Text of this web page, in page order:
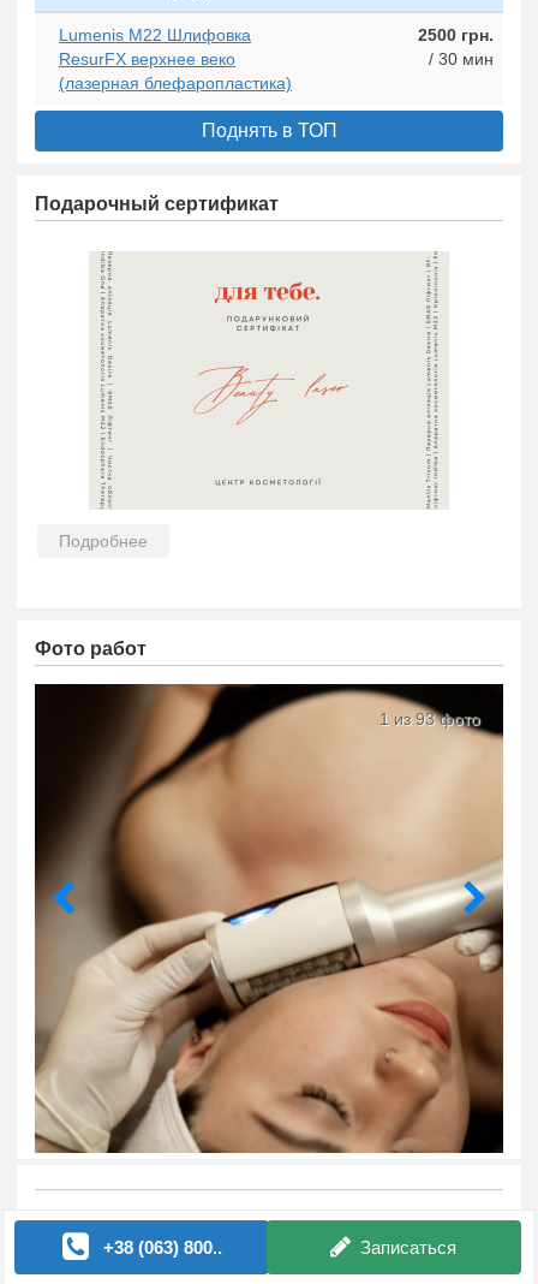
Lumenis M22 Шлифовка
ResurFX верхнее веко
(лазерная блефаропластика)
2500 грн.
/ 30 мин
Поднять в ТОП
Подарочный сертификат
Подробнее
Фото работ
1 из 93 фото
Косметологическая клиника Beauty Laser & EndoSpheres
✔ Лазерная эпиляция Lumenis Desire (USA)
+38 (063) 800.. Записаться